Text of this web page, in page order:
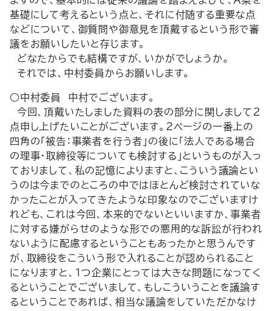
基礎にして考えるという点と、それに付随する重要な点
などについて、御質問や御意見を頂戴するという形で審
議をお願いしたいと存じます。
どなたからでも結構ですが、いかがでしょうか。
それでは、中村委員からお願いします。
○中村委員 中村でございます。
今回、頂戴いたしました資料の表の部分に関しまして２
点申し上げたいことがございます。２ページの一番上の
四角の「被告：事業者を行う者」の後に「法人である場合
の理事・取締役等についても検討する」というものが入っ
ておりまして、私の記憶によりますと、こういう議論とい
うのは今までのところの中ではほとんど検討されていな
かったことが入ってきたような印象なのでございますけ
れども、これは今回、本来的でないといいますか、事業者
に対する嫌がらせのような形での悪用的な訴訟が行われ
ないように配慮するということもあったかと思うんです
が、取締役をこういう形で入れることが認められること
になりますと、１つ企業にとっては大きな問題になってく
るということでございまして、もしこういうことを議論す
るということであれば、相当な議論をしていただかなけ